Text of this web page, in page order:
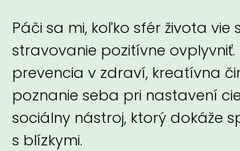
Páči sa mi, koľko sfér života vie
stravovanie pozitívne ovplyvniť.
prevencia v zdraví, kreatívna
poznanie seba pri nastavení
sociálny nástroj, ktorý dokáže
s blízkymi.